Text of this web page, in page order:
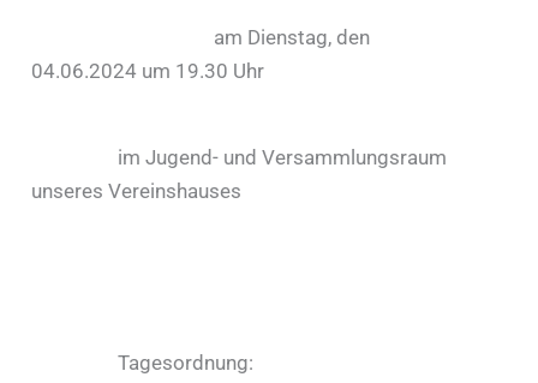
am Dienstag, den
04.06.2024 um 19.30 Uhr
im Jugend- und Versammlungsraum
unseres Vereinshauses
Tagesordnung: